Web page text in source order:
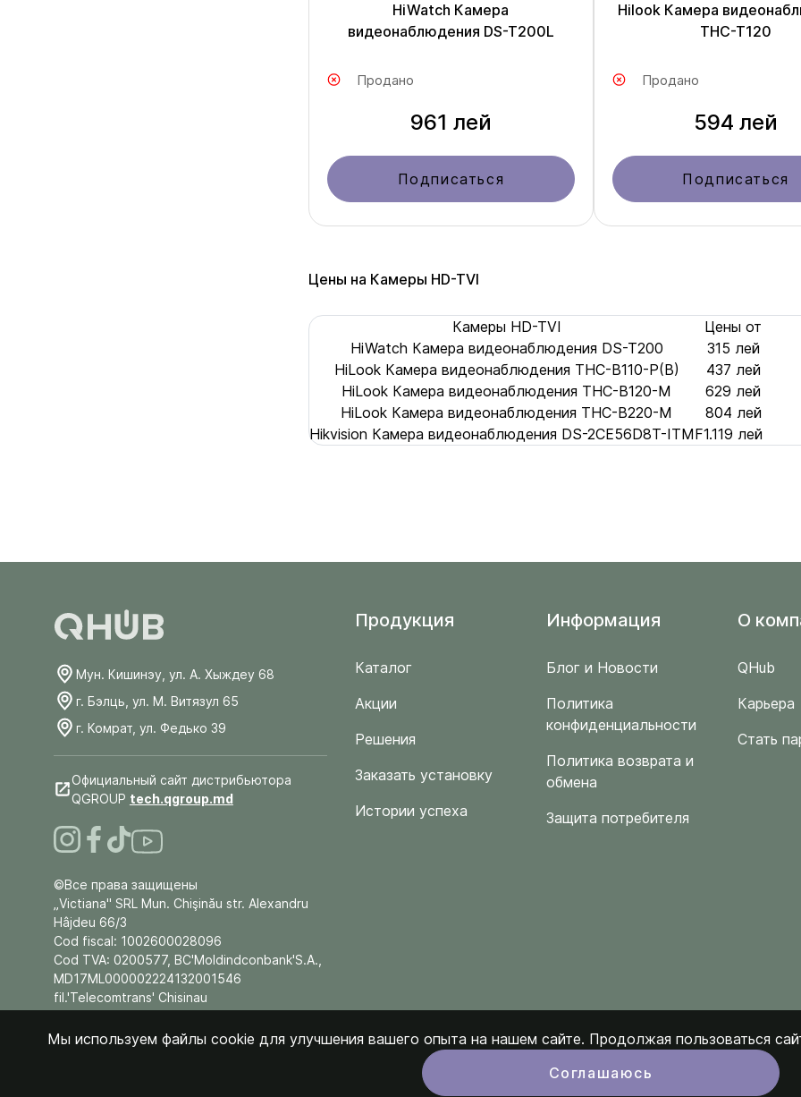
HiWatch Камера
видеонаблюдения DS-T200L
Продано
961 лей
Подписаться
Hilook Камера
THC-T120
Продано
594 лей
Подписаться
Цены на Камеры HD-TVI
Камеры HD-TVI
Цены от
HiWatch Камера видеонаблюдения DS-T200
315 лей
HiLook Камера видеонаблюдения THC-B110-P(B)
437 лей
HiLook Камера видеонаблюдения THC-B120-M
629 лей
HiLook Камера видеонаблюдения THC-B220-M
804 лей
Hikvision Камера видеонаблюдения DS-2CE56D8T-ITMF1.119 лей
Мун. Кишинэу, ул. А. Хыждеу 68
г. Бэлць, ул. М. Витязул 65
г. Комрат, ул. Федько 39
Официальный сайт дистрибьютора
QGROUP tech.qgroup.md
©Все права защищены
„Victiana" SRL Mun. Chişinău str. Alexandru
Hâjdeu 66/3
Cod fiscal: 1002600028096
Cod TVA: 0200577, BC'Moldindconbank'S.A.,
MD17ML000002224132001546
fil.'Telecomtrans' Chisinau
Продукция
Каталог
Акции
Решения
Заказать установку
Истории успеха
Информация
Блог и Новости
Политика
конфиденциальности
Политика возврата и
обмена
Защита потребителя
O
QHub
Карьера
Стать
Мы используем файлы cookie для улучшения вашего опыта на нашем сайте. Продолжая пользоваться
Соглашаюсь